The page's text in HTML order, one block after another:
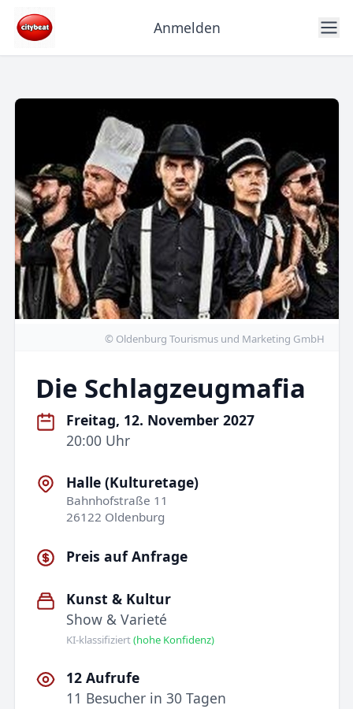
Anmelden
© Oldenburg Tourismus und Marketing GmbH
Die Schlagzeugmafia
Freitag, 12. November 2027
20:00 Uhr
Halle (Kulturetage)
Bahnhofstraße 11
26122 Oldenburg
Preis auf Anfrage
Kunst & Kultur
Show & Varieté
KI-klassifiziert(hohe Konfidenz)
12 Aufrufe
11 Besucher in 30 Tagen